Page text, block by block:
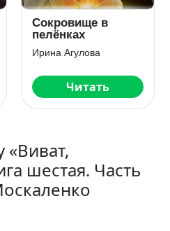
Сокровище в
пелёнках
Ирина Агулова
Читать
«Виват,
шестая. Часть